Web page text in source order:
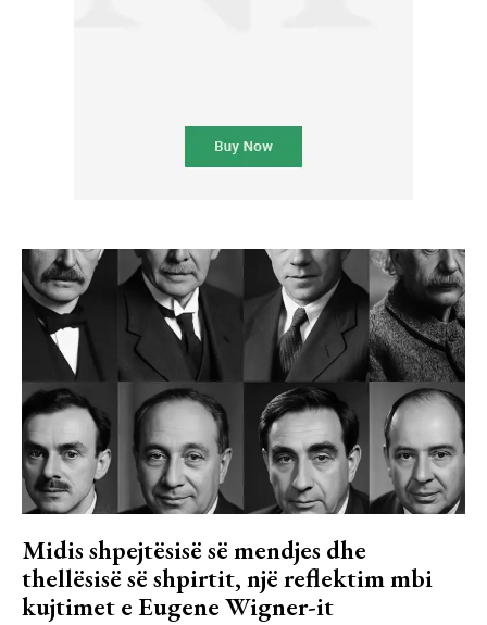
Midis shpejtësisë së mendjes dhe
thellësisë së shpirtit, një reflektim mbi
kujtimet e Eugene Wigner-it